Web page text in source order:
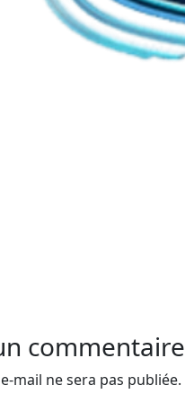
commentaire
mail ne sera pas publiée.